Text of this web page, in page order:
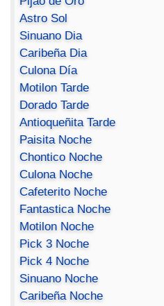
Astro Sol
Sinuano Dia
Caribeña Dia
Culona Día
Motilon Tarde
Dorado Tarde
Antioqueñita Tarde
Paisita Noche
Chontico Noche
Culona Noche
Cafeterito Noche
Fantastica Noche
Motilon Noche
Pick 3 Noche
Pick 4 Noche
Sinuano Noche
Caribeña Noche